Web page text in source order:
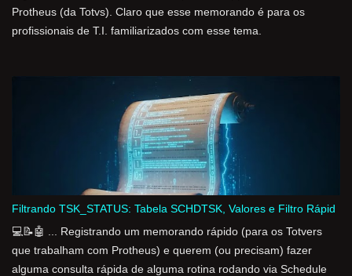
Protheus (da Totvs). Claro que esse memorando é para os
profissionais de T.I. familiarizados com esse tema.
Filtrando TSK_STATUS: Tabela SCHDTSK, Valores e Filtro Rápid
💻📝🤖 ... Registrando um memorando rápido (para os Totvers
que trabalham com Protheus) e querem (ou precisam) fazer
alguma consulta rápida de alguma rotina rodando via Schedule